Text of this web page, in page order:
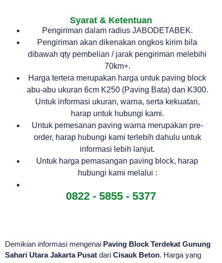
Syarat & Ketentuan
Pengiriman dalam radius JABODETABEK.
Pengiriman akan dikenakan ongkos kirim bila
dibawah qty pembelian / jarak pengiriman melebihi
70km+.
Harga tertera merupakan harga untuk paving block
abu-abu ukuran 6cm K250 (Paving Bata) dan K300.
Untuk informasi ukuran, warna, serta kekuatan,
harap untuk hubungi kami.
Untuk pemesanan paving warna merupakan pre-
order, harap hubungi kami terlebih dahulu untuk
informasi lebih lanjut.
Untuk harga pemasangan paving block, harap
hubungi kami melalui :
0822 - 5855 - 5377
Demikian informasi mengenai Paving Block Terdekat Gunung
Sahari Utara Jakarta Pusat dari Cisauk Beton. Harga yang